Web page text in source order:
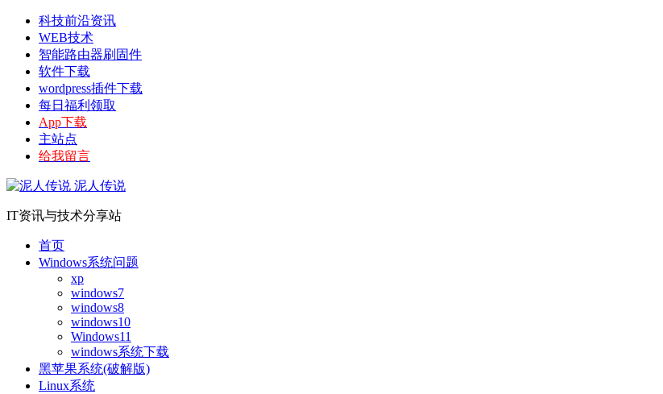
科技前沿资讯
WEB技术
智能路由器刷固件
软件下载
wordpress插件下载
每日福利领取
App下载
主站点
给我留言
泥人传说
IT资讯与技术分享站
首页
Windows系统问题
xp
windows7
windows8
windows10
Windows11
windows系统下载
黑苹果系统(破解版)
Linux系统